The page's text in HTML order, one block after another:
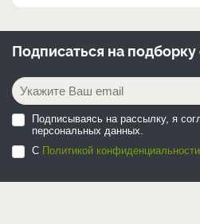
Подписаться на подборку
Подписываясь на рассылку, я
персональных данных.
С Политикой конфиденциальности